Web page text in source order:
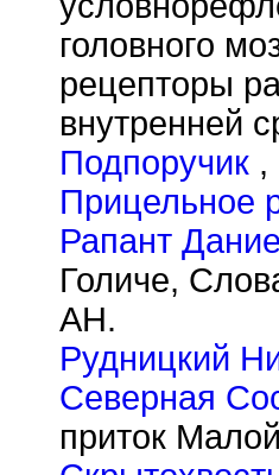
головного
рецепторы
внутренней
Подпоручик ,
Прицельное
Рапант
Голиче,
АН.
Рудницкий
Северная
приток